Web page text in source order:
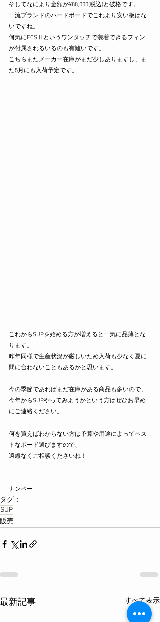
そしてなにより金額が¥88,000(税込)と破格です。
一流ブランドのハードボードでこれより安い板はな
いですね。
何気にFCSⅡというワンタッチで装着できるフィン
が付属されるいるのも有難いです。
こちらまたメーカー在庫がまだ少しありますし、ま
た5月にも入荷予定です。
これからSUPを始める方が増えると一気に品薄とな
ります。
昨年同様で生産状況が厳しいため入荷も少なく夏に
間に合わないこともあるかと思います。
今の季節であればまだ在庫がある商品も多いので、
今年からSUPやってみようかという方はぜひお早め
にご連絡ください。
何を買えばわからない方は予算や用途によってベス
トなボード選びますので、
遠慮なくご相談くださいね！
ナンペー
タグ：
SUP
販売
最新記事 すべて表示